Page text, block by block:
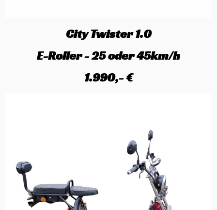
City Twister 1.0
E-Roller - 25 oder 45km/h
1.990,- €